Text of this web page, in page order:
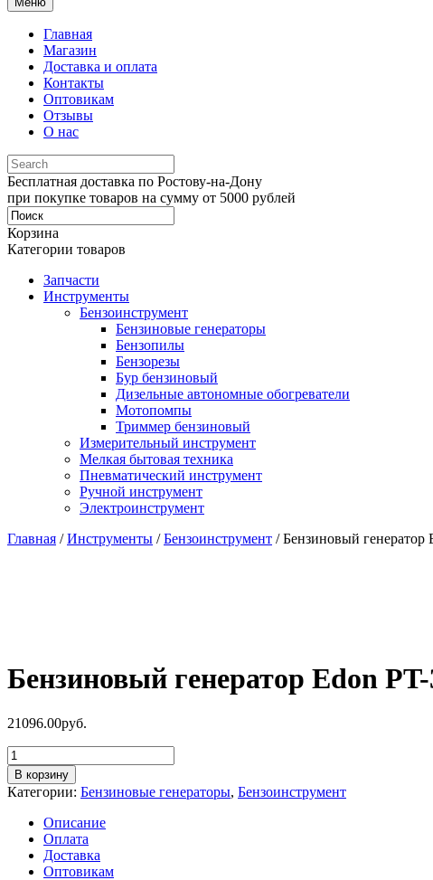
Главная
Магазин
Доставка и оплата
Контакты
Оптовикам
Отзывы
О нас
Бесплатная доставка по Ростову-на-Дону
при покупке товаров на сумму от 5000 рублей
Корзина
Категории товаров
Запчасти
Инструменты
Бензоинструмент
Бензиновые генераторы
Бензопилы
Бензорезы
Бур бензиновый
Дизельные автономные обогреватели
Мотопомпы
Триммер бензиновый
Измерительный инструмент
Мелкая бытовая техника
Пневматический инструмент
Ручной инструмент
Электроинструмент
Главная /Инструменты /Бензоинструмент / Бензиновый генератор
Бензиновый генератор Edon PT-
21096.00руб.
Количество
товара
Бензиновый
генератор
Edon
3300
В корзину
Категории: Бензиновые генераторы, Бензоинструмент
Описание
Оплата
Доставка
Оптовикам